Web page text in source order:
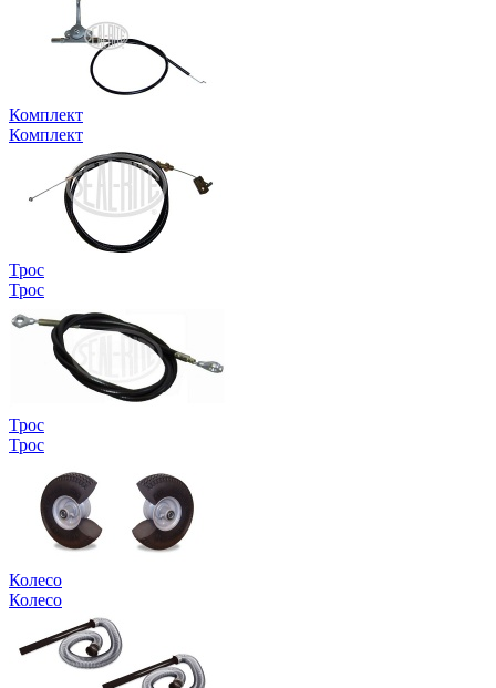
Комплект
Комплект
Трос
Трос
Трос
Трос
Колесо
Колесо